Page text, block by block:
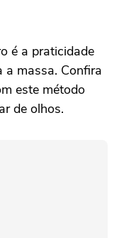
é a praticidade
a massa. Confira
este método
de olhos.